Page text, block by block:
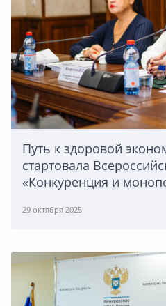
Путь к здоровой
стартовала
«Конкуренция и
29 октября 2025